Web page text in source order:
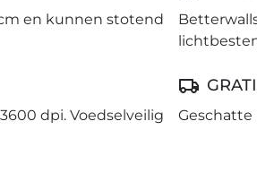
en kunnen stotend
dpi. Voedselveilig
Geschatte